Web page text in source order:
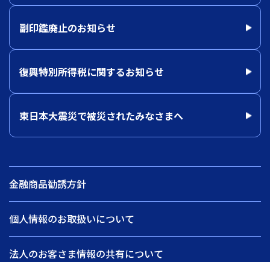
副印鑑廃止のお知らせ
復興特別所得税に関するお知らせ
東日本大震災で被災されたみなさまへ
金融商品勧誘方針
個人情報のお取扱いについて
法人のお客さま情報の共有について